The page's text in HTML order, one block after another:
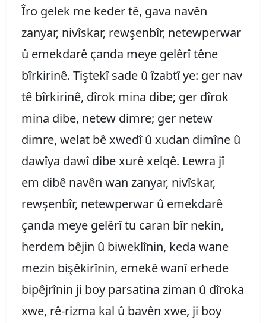
Îro gelek me keder tê, gava navên
zanyar, nivîskar, rewşenbîr, netewperwar
û emekdarê çanda meye gelêrî têne
bîrkirinê. Tiştekî sade û îzabtî ye: ger nav
tê bîrkirinê, dîrok mina dibe; ger dîrok
mina dibe, netew dimre; ger netew
dimre, welat bê xwedî û xudan dimîne û
dawîya dawî dibe xurê xelqê. Lewra jî
em dibê navên wan zanyar, nivîskar,
rewşenbîr, netewperwar û emekdarê
çanda meye gelêrî tu caran bîr nekin,
herdem bêjin û biweklînin, keda wane
mezin bişêkirînin, emekê wanî erhede
bipêjrînin ji boy parsatina ziman û dîroka
xwe, rê-rizma kal û bavên xwe, ji boy